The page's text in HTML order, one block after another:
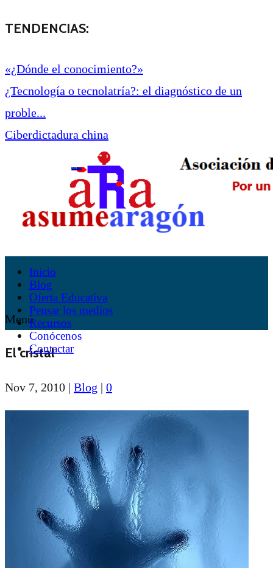
TENDENCIAS:
«¿Dónde el conocimiento?»
¿Tecnología o tecnolatría?: el diagnóstico de un
proble...
Ciberdictadura china
Inicio
Blog
Oferta Educativa
Pensar los medios
Recursos
Conócenos
Contactar
Menú
El cristal
Nov 7, 2010 | Blog | 0